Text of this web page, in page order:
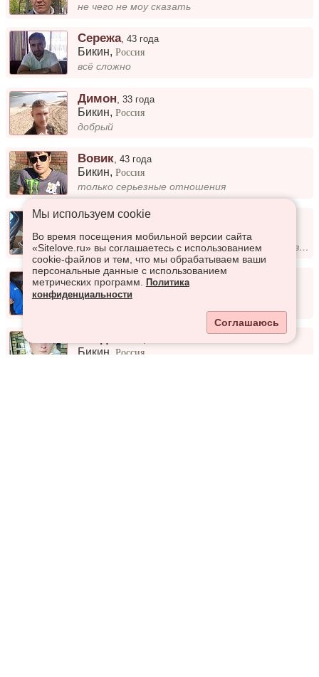
не чего не моу сказать
Сережа,43 года
Бикин,Россия
всё сложно
Димон ,33 года
Бикин,Россия
добрый
Вовик ,43 года
Бикин,Россия
только серьезные отношения
Сергей,47 лет
Бикин,Россия
рост 184 волос русый служу по контракту сво сам с сахалина
Вадя,26 лет
Бикин,Россия
Бикин ,Россия
Мы используем сookie
Во время посещения мобильной версии сайта
«Sitelove.ru» вы соглашаетесь с использованием
cookie-файлов и тем, что мы обрабатываем ваши
персональные данные с использованием
метрических программ.
Политика
конфиденциальности
Соглашаюсь